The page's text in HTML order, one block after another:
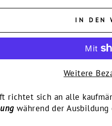
IN DEN
Weitere
richtet sich an alle
während der